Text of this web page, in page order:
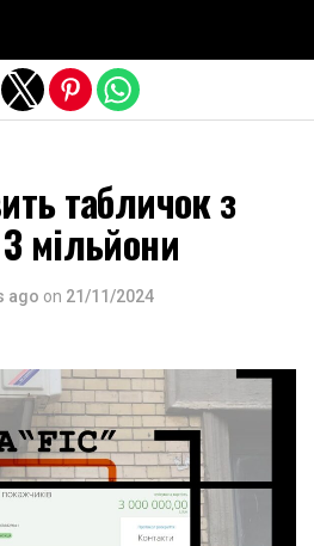
табличок з
мільйони
ago on 21/11/2024